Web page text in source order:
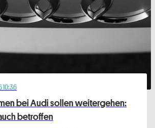
10:36
bei Audi sollen weitergehen:
betroffen